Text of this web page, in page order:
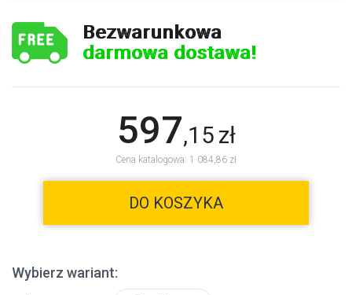
Bezwarunkowa
darmowa dostawa!
597,15 zł
Cena katalogowa: 1 084,86 zł
DO KOSZYKA
Wybierz wariant: